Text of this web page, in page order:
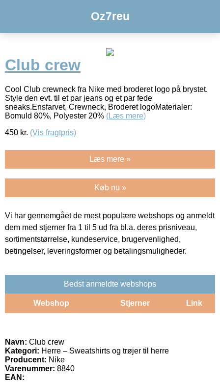
Oz7reu
Club crew
Cool Club crewneck fra Nike med broderet logo på brystet.
Style den evt. til et par jeans og et par fede
sneaks.Ensfarvet, Crewneck, Broderet logoMaterialer:
Bomuld 80%, Polyester 20% (Læs mere)
450 kr. (Vis fragtpris)
Læs mere »
Køb nu »
Vi har gennemgået de mest populære webshops og anmeldt
dem med stjerner fra 1 til 5 ud fra bl.a. deres prisniveau,
sortimentstørrelse, kundeservice, brugervenlighed,
betingelser, leveringsformer og betalingsmuligheder.
Bedst anmeldte webshops
Webshop Stjerner Link
Navn: Club crew
Kategori: Herre – Sweatshirts og trøjer til herre
Producent: Nike
Varenummer: 8840
EAN: